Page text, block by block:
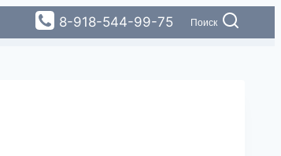
8-918-544-99-75 Поиск